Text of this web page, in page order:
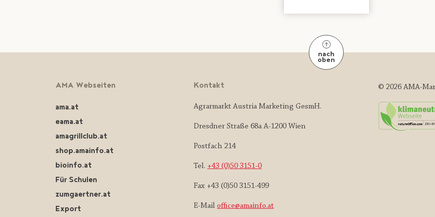
nach
oben
AMA Webseiten
ama.at
eama.at
amagrillclub.at
shop.amainfo.at
bioinfo.at
Für Schulen
zumgaertner.at
Export
Kontakt
Agrarmarkt Austria Marketing GesmH.
Dresdner Straße 68a A-1200 Wien
Postfach 214
Tel. +43 (0)50 3151-0
Fax +43 (0)50 3151-499
E-Mail office@amainfo.at
© 2026 AMA-